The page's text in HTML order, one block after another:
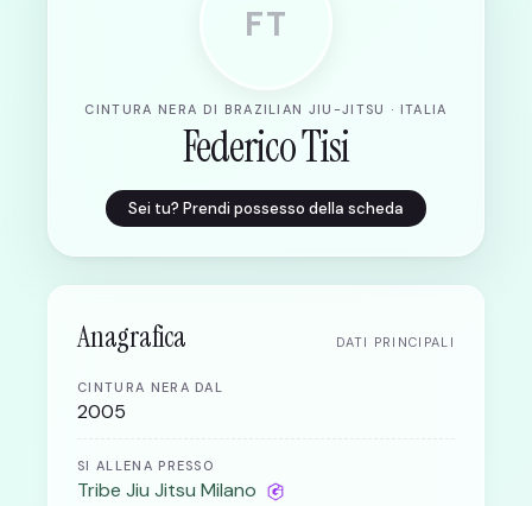
FT
CINTURA NERA DI BRAZILIAN JIU-JITSU · ITALIA
Federico Tisi
Sei tu? Prendi possesso della scheda
Anagrafica DATI PRINCIPALI
CINTURA NERA DAL
2005
SI ALLENA PRESSO
Tribe Jiu Jitsu Milano